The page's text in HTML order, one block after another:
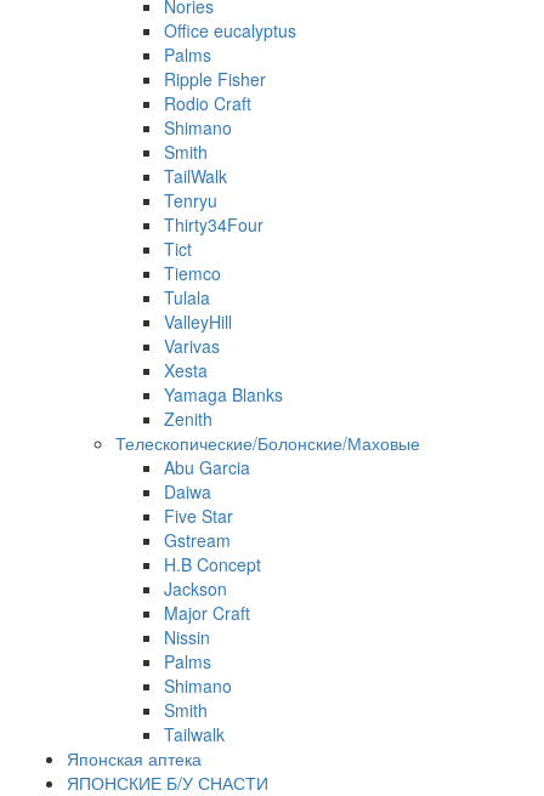
Nories
Office eucalyptus
Palms
Ripple Fisher
Rodio Craft
Shimano
Smith
TailWalk
Tenryu
Thirty34Four
Tict
Tiemco
Tulala
ValleyHill
Varivas
Xesta
Yamaga Blanks
Zenith
Телескопические/Болонские/Маховые
Abu Garcia
Daiwa
Five Star
Gstream
H.B Concept
Jackson
Major Craft
Nissin
Palms
Shimano
Smith
Tailwalk
Японская аптека
ЯПОНСКИЕ Б/У СНАСТИ